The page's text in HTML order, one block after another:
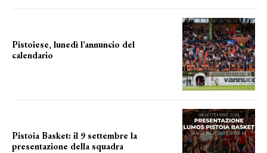
Pistoiese, lunedì l’annuncio del
calendario
Pistoia Basket: il 9 settembre la
presentazione della squadra